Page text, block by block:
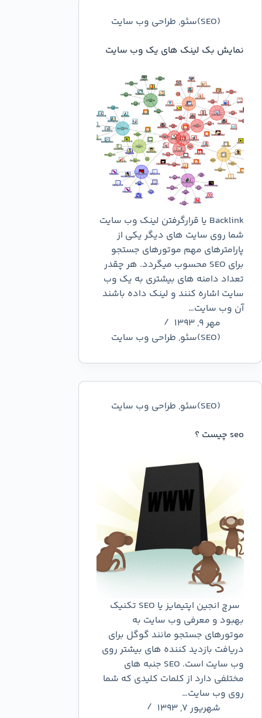
(SEO)سئو , طراحی وب سایت
نمایش بک لینک های یک وب سایت
Backlink یا قرارگرفتن لینک وب سایت
شما روی سایت های دیگر یکی از
پارامترهای مهم موتورهای جستجو
برای SEO محسوب میگردد. هر چقدر
تعداد دامنه های بیشتری به یک وب
سایت اشاره کنند و لینک داده باشند
آن وب سایت…
مهر ۹, ۱۳۹۳
(SEO)سئو
, طراحی وب سایت
(SEO)سئو , طراحی وب سایت
seo چیست ؟
سرچ انجین اپتیمایز یا SEO تکنیک
بهبود و معرفی وب سایت به
موتورهای جستجو مانند گوگل برای
دریافت بازدید کننده های بیشتر روی
وب سایت است. SEO جنبه های
مختلفی دارد از کلمات کلیدی که شما
روی وب سایت…
شهریور ۷, ۱۳۹۳